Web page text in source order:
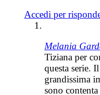
Accedi per
Melania
Tiziana per
questa serie.
grandissima
sono